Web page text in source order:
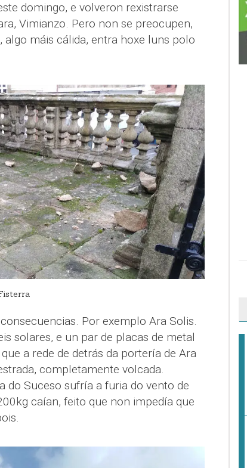
domingo, e volveron rexistrarse
Vimianzo. Pero non se preocupen,
máis cálida, entra hoxe luns polo
Por exemplo Ara Solis.
solares, e un par de placas de metal
a rede de detrás da portería de Ara
completamente volcada.
do Suceso sufría a furia do vento de
caían, feito que non impedía que